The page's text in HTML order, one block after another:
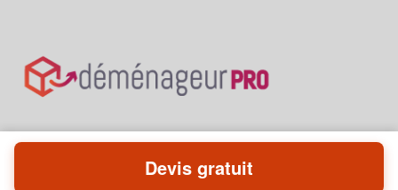
Powered byPlus que pro
Devis gratuit